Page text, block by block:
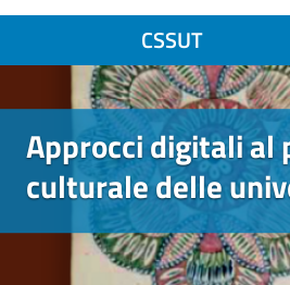
CSSUT
HOME PAGE
Salta lo slider
Approcci digitali al
culturale delle